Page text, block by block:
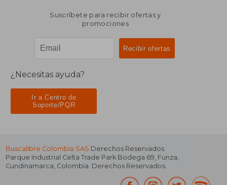
Suscríbete para recibir ofertas y
promociones
¿Necesitas ayuda?
Ir a Centro de
Soporte/PQR
Buscalibre Colombia SAS Derechos Reservados.
Parque Industrial Celta Trade Park Bodega 69 Funza
Cundinamarca Colombia . Derechos Reservados.